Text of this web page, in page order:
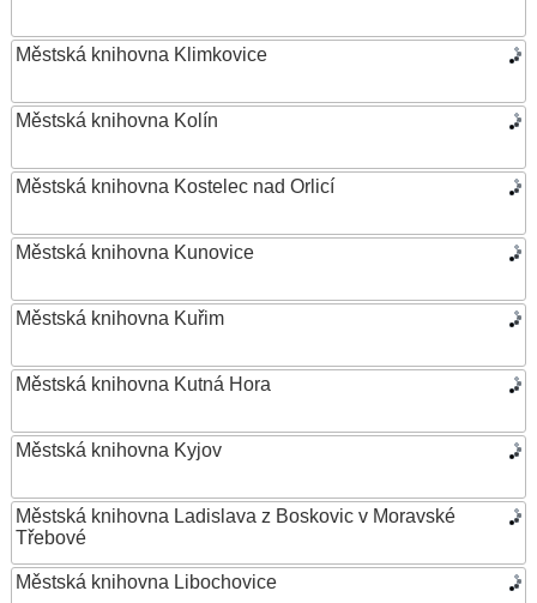
Městská knihovna Klimkovice
Městská knihovna Kolín
Městská knihovna Kostelec nad Orlicí
Městská knihovna Kunovice
Městská knihovna Kuřim
Městská knihovna Kutná Hora
Městská knihovna Kyjov
Městská knihovna Ladislava z Boskovic v Moravské
Třebové
Městská knihovna Libochovice